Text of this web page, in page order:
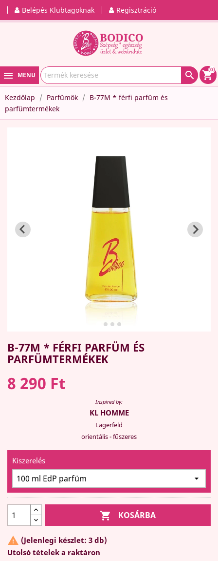
Belépés Klubtagoknak Regisztráció
MENU  shopping_cart
(0)
Kezdőlap Parfümök
B-77M * férfi parfüm és
parfümtermékek
B-77M * FÉRFI PARFÜM ÉS
PARFÜMTERMÉKEK
8 290 Ft
Inspired by:
KL HOMME
Lagerfeld
orientális - fűszeres
Kiszerelés
 KOSÁRBA
 (Jelenlegi készlet: 3 db)
Utolsó tételek a raktáron